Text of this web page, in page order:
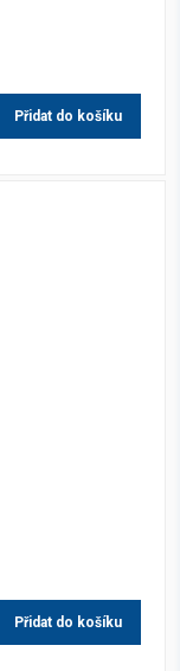
Přidat do košíku
Přidat do košíku